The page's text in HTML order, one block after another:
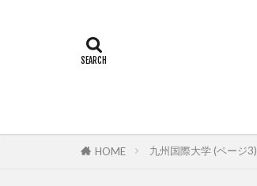
HOME 九州国際大学 (ページ3)